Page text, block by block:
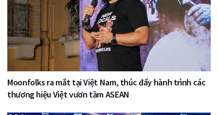
Moonfolks ra mắt tại Việt Nam, thúc đẩy hành trình các
thương hiệu Việt vươn tầm ASEAN